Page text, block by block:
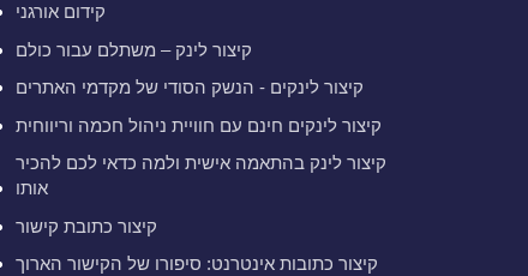
קידום אורגני
קיצור לינק – משתלם עבור כולם
קיצור לינקים - הנשק הסודי של מקדמי האתרים
קיצור לינקים חינם עם חוויית ניהול חכמה וריווחית
קיצור לינק בהתאמה אישית ולמה כדאי לכם להכיר
אותו
קיצור כתובת קישור
קיצור כתובות אינטרנט: סיפורו של הקישור הארוך